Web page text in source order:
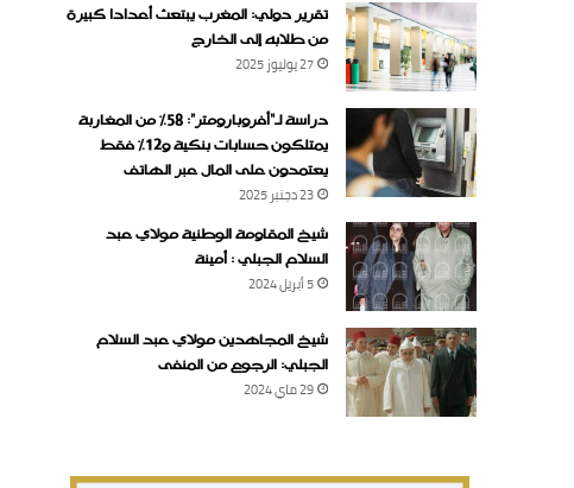
تقرير دولي: المغرب يبتعث أعدادا كبيرة
من طلابه إلى الخارج
27 يوليوز 2025
دراسة لـ“أفروبارومتر”: 58٪ من المغاربة
يمتلكون حسابات بنكية و12٪ فقط
يعتمدون على المال عبر الهاتف
23 دجنبر 2025
شيخ المقاومة الوطنية مولاي عبد
السلام الجبلي : أمينة
5 أبريل 2024
شيخ المجاهدين مولاي عبد السلام
الجبلي: الرجوع من المنفى
29 ماي 2024